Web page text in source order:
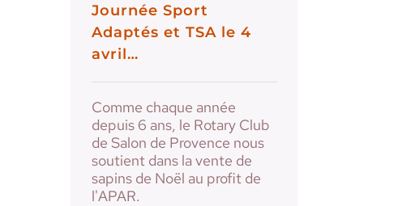
Journée Sport
Adaptés et TSA le 4
avril…
Comme chaque année
depuis 6 ans, le Rotary Club
de Salon de Provence nous
soutient dans la vente de
sapins de Noël au profit de
l'APAR.